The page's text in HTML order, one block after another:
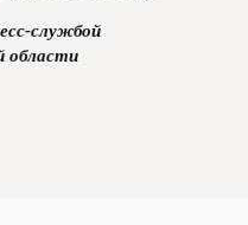
службой
области